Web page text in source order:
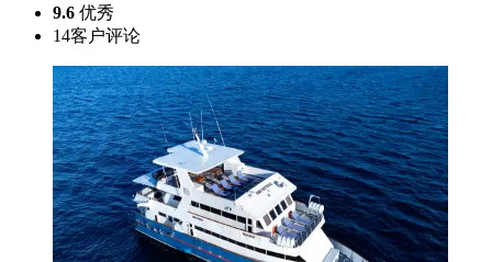
9.6 优秀
14客户评论